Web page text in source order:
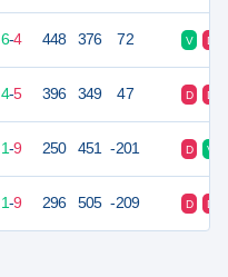
6-4 448 376 72 V D
4-5 396 349 47 D D
1-9 250 451 -201 D V
1-9 296 505 -209 D D